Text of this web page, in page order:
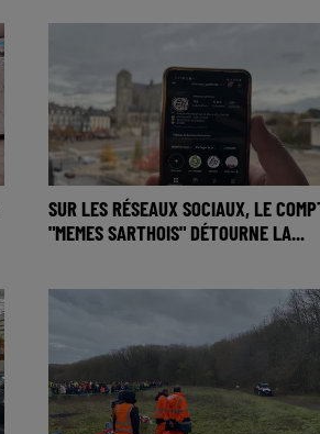
SUR LES RÉSEAUX SOCIAUX, LE
"MEMES SARTHOIS" DÉTOURNE LA...